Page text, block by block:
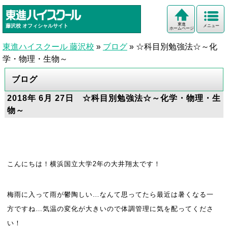
藤沢校 オフィシャルサイト メニュー
東進
ホームページ
東進ハイスクール 藤沢校 » ブログ » ☆科目別勉強法☆～化
学・物理・生物～
ブログ
2018年 6月 27日 ☆科目別勉強法☆～化学・物理・生
物～
こんにちは！横浜国立大学2年の大井翔太です！
梅雨に入って雨が鬱陶しい…なんて思ってたら最近は暑くなる一
方ですね…気温の変化が大きいので体調管理に気を配ってくださ
い！